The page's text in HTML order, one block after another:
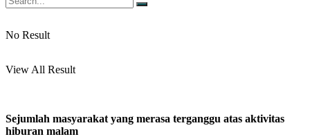
No Result
View All Result
Sejumlah masyarakat yang merasa terganggu atas aktivitas
hiburan malam